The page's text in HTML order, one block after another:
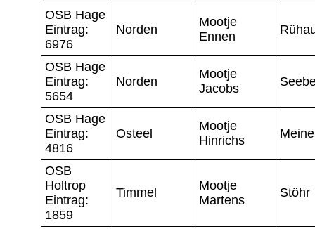
OSB Hage
Eintrag:
6976
Norden
Mootje
Ennen
OSB Hage
Eintrag:
5654
Norden
Mootje
Jacobs
OSB Hage
Eintrag:
4816
Osteel
Mootje
Hinrichs
OSB
Holtrop
Eintrag:
1859
Timmel
Mootje
Martens
Stöhr